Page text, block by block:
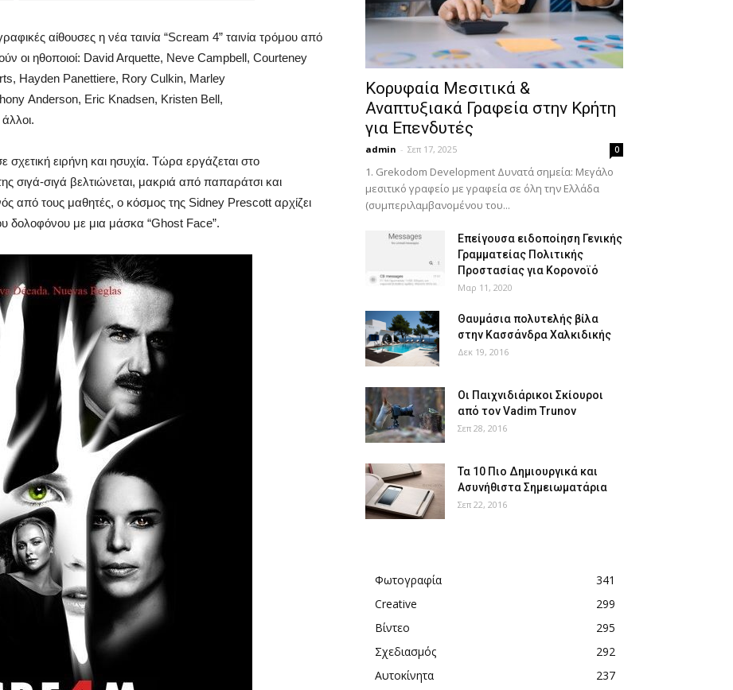
αίθουσες η νέα ταινία “Scream 4” ταινία τρόμου από
οι ηθοποιοί: David Arquette, Neve Campbell, Courteney
Hayden Panettiere, Rory Culkin, Marley
Anderson, Eric Knadsen, Kristen Bell,
σχετική ειρήνη και ησυχία. Τώρα εργάζεται στο
σιγά-σιγά βελτιώνεται, μακριά από παπαράτσι και
από τους μαθητές, ο κόσμος της Sidney Prescott αρχίζει
δολοφόνου με μια μάσκα “Ghost Face”.
Κορυφαία Μεσιτικά &
Αναπτυξιακά Γραφεία στην Κρήτη
για Επενδυτές
admin - Σεπ 17, 2025 0
1. Grekodom Development Δυνατά σημεία: Μεγάλο
μεσιτικό γραφείο με γραφεία σε όλη την Ελλάδα
(συμπεριλαμβανομένου του...
Επείγουσα ειδοποίηση Γενικής
Γραμματείας Πολιτικής
Προστασίας για Κορονοϊό
Μαρ 11, 2020
Θαυμάσια πολυτελής βίλα
στην Κασσάνδρα Χαλκιδικής
Δεκ 19, 2016
Οι Παιχνιδιάρικοι Σκίουροι
από τον Vadim Trunov
Σεπ 28, 2016
Τα 10 Πιο Δημιουργικά και
Ασυνήθιστα Σημειωματάρια
Σεπ 22, 2016
Φωτογραφία
341
Creative
299
Βίντεο
295
Σχεδιασμός
292
Αυτοκίνητα
237